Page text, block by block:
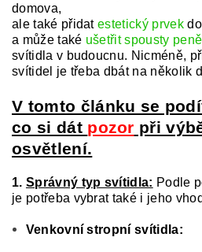
domova,
ale také přidatestetický prvekdo
a může také ušetřit spousty
svítidla v budoucnu. Nicméně,
svítidel je třeba dbát na několik
V tomto článku se
co si dát pozor při
osvětlení.
1. Správný typ svítidla: Podle
je potřeba vybrat také i jeho
Venkovní stropní svítidla: